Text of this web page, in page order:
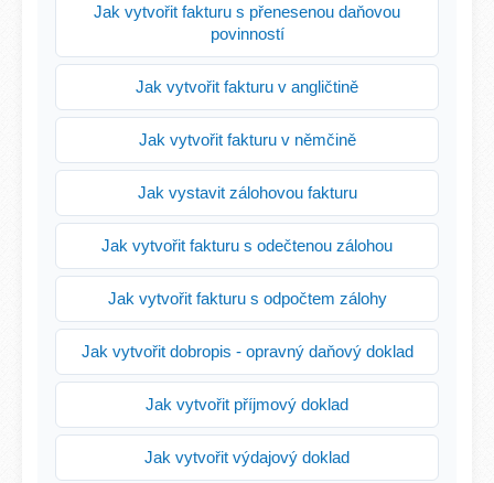
Jak vytvořit fakturu s přenesenou daňovou
povinností
Jak vytvořit fakturu v angličtině
Jak vytvořit fakturu v němčině
Jak vystavit zálohovou fakturu
Jak vytvořit fakturu s odečtenou zálohou
Jak vytvořit fakturu s odpočtem zálohy
Jak vytvořit dobropis - opravný daňový doklad
Jak vytvořit příjmový doklad
Jak vytvořit výdajový doklad